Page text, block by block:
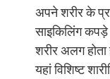
अपने शरीर के
साइकिलिंग
शरीर अलग
यहां विशिष्ट